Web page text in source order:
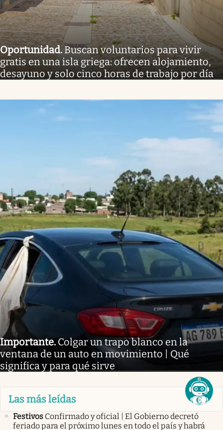
Oportunidad.Buscan voluntarios para vivir
gratis en una isla griega: ofrecen alojamiento,
desayuno y solo cinco horas de trabajo por día
Importante. Colgar un trapo blanco en la
ventana de un auto en movimiento | Qué
significa y para qué sirve
Las más leídas
Festivos Confirmado y oficial | El Gobierno decretó
feriado para el próximo lunes en todo el país y habrá